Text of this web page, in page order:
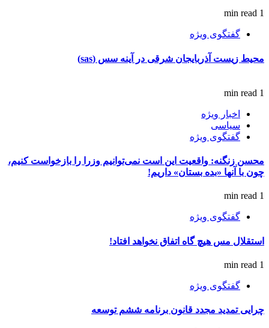
1 min read
گفتگوی ویژه
محیط زیست آذربایجان شرقی در آینه سس (sas)
1 min read
اخبار ویژه
سیاسی
گفتگوی ویژه
محسن زنگنه: واقعیت این است نمی‌توانیم وزرا را بازخواست کنیم،
چون با آنها «بده بستان» داریم!
1 min read
گفتگوی ویژه
استقلال مس هیچ گاه اتفاق نخواهد افتاد!
1 min read
گفتگوی ویژه
چرایی تمدید مجدد قانون برنامه ششم توسعه